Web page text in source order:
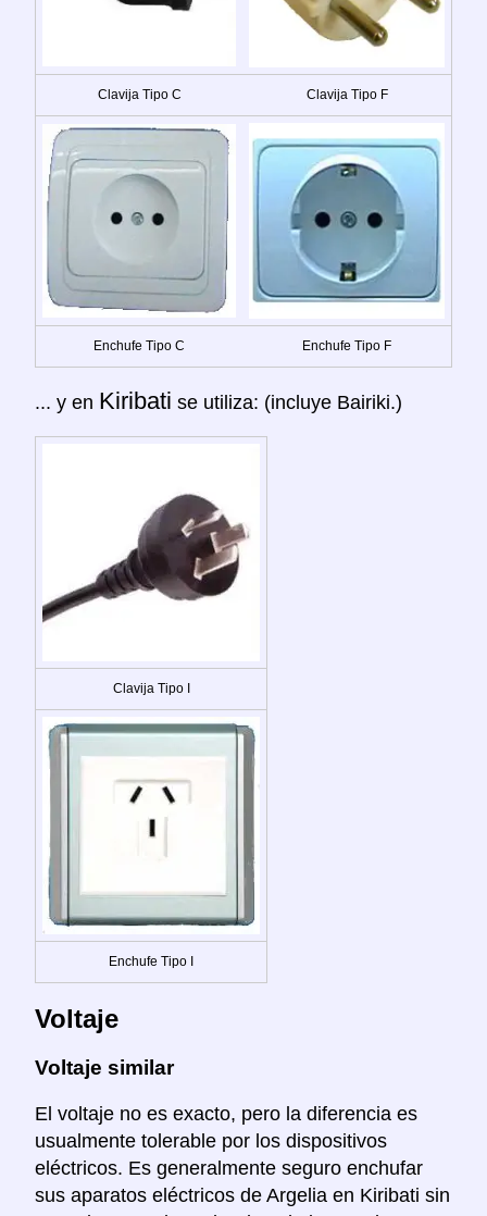
Clavija Tipo C Clavija Tipo F
Enchufe Tipo C Enchufe Tipo F
... y en Kiribati se utiliza: (incluye Bairiki.)
Clavija Tipo I
Enchufe Tipo I
Voltaje
Voltaje similar
El voltaje no es exacto, pero la diferencia es
usualmente tolerable por los dispositivos
eléctricos. Es generalmente seguro enchufar
sus aparatos eléctricos de Argelia en Kiribati sin